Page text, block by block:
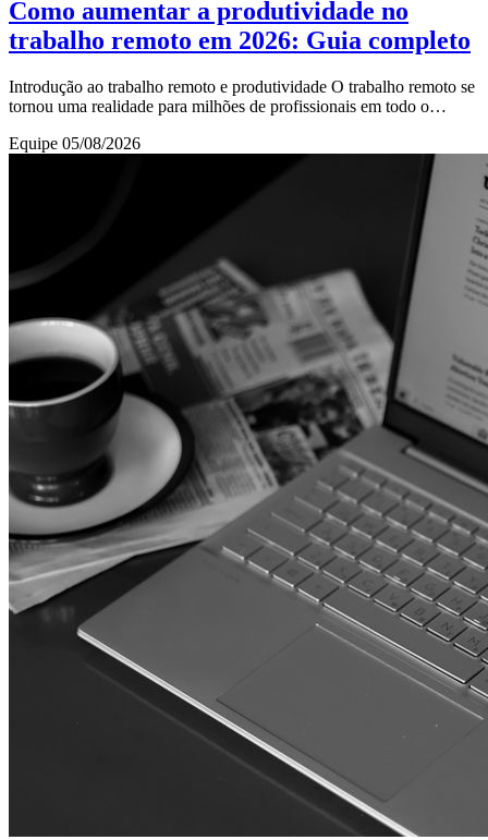
Como aumentar a produtividade no
trabalho remoto em 2026: Guia completo
Introdução ao trabalho remoto e produtividade O trabalho remoto se
tornou uma realidade para milhões de profissionais em todo o
Equipe 05/08/2026